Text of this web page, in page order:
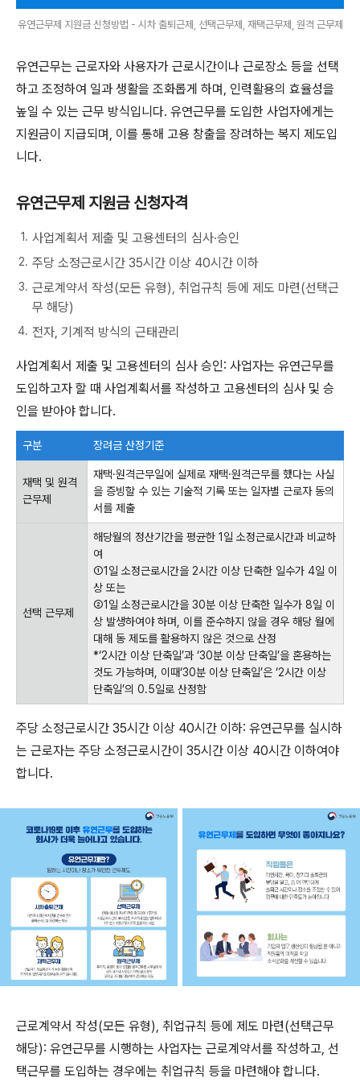
유연근무제 지원금 신청방법 - 시차 출퇴근제, 선택근무제, 재택근무제, 원격 근무제
유연근무는 근로자와 사용자가 근로시간이나 근로장소 등을 선택
하고 조정하여 일과 생활을 조화롭게 하며, 인력활용의 효율성을
높일 수 있는 근무 방식입니다. 유연근무를 도입한 사업자에게는
지원금이 지급되며, 이를 통해 고용 창출을 장려하는 복지 제도입
니다.
유연근무제 지원금 신청자격
사업계획서 제출 및 고용센터의 심사·승인
주당 소정근로시간 35시간 이상 40시간 이하
근로계약서 작성(모든 유형), 취업규칙 등에 제도 마련(선택근
무 해당)
전자, 기계적 방식의 근태관리
사업계획서 제출 및 고용센터의 심사 승인: 사업자는 유연근무를
도입하고자 할 때 사업계획서를 작성하고 고용센터의 심사 및 승
인을 받아야 합니다.
구분 장려금 산정기준
재택 및 원격
근무제
재택·원격근무일에 실제로 재택·원격근무를 했다는 사실
을 증빙할 수 있는 기술적 기록 또는 일자별 근로자 동의
서를 제출
선택 근무제
해당월의 정산기간을 평균한 1일 소정근로시간과 비교하
여
①1일 소정근로시간을 2시간 이상 단축한 일수가 4일 이
상 또는
②1일 소정근로시간을 30분 이상 단축한 일수가 8일 이
상 발생하여야 하며, 이를 준수하지 않을 경우 해당 월에
대해 동 제도를 활용하지 않은 것으로 산정
*‘2시간 이상 단축일’과 ‘30분 이상 단축일’을 혼용하는
것도 가능하며, 이때‘30분 이상 단축일’은 ‘2시간 이상
단축일’의 0.5일로 산정함
주당 소정근로시간 35시간 이상 40시간 이하: 유연근무를 실시하
는 근로자는 주당 소정근로시간이 35시간 이상 40시간 이하여야
합니다.
근로계약서 작성(모든 유형), 취업규칙 등에 제도 마련(선택근무
해당): 유연근무를 시행하는 사업자는 근로계약서를 작성하고, 선
택근무를 도입하는 경우에는 취업규칙 등을 마련해야 합니다.